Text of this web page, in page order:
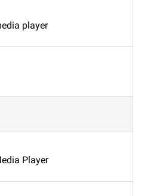
player
Player